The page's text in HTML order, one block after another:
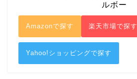
ルボー
Amazonで探す 楽天市場で探す
Yahoo!ショッピングで探す